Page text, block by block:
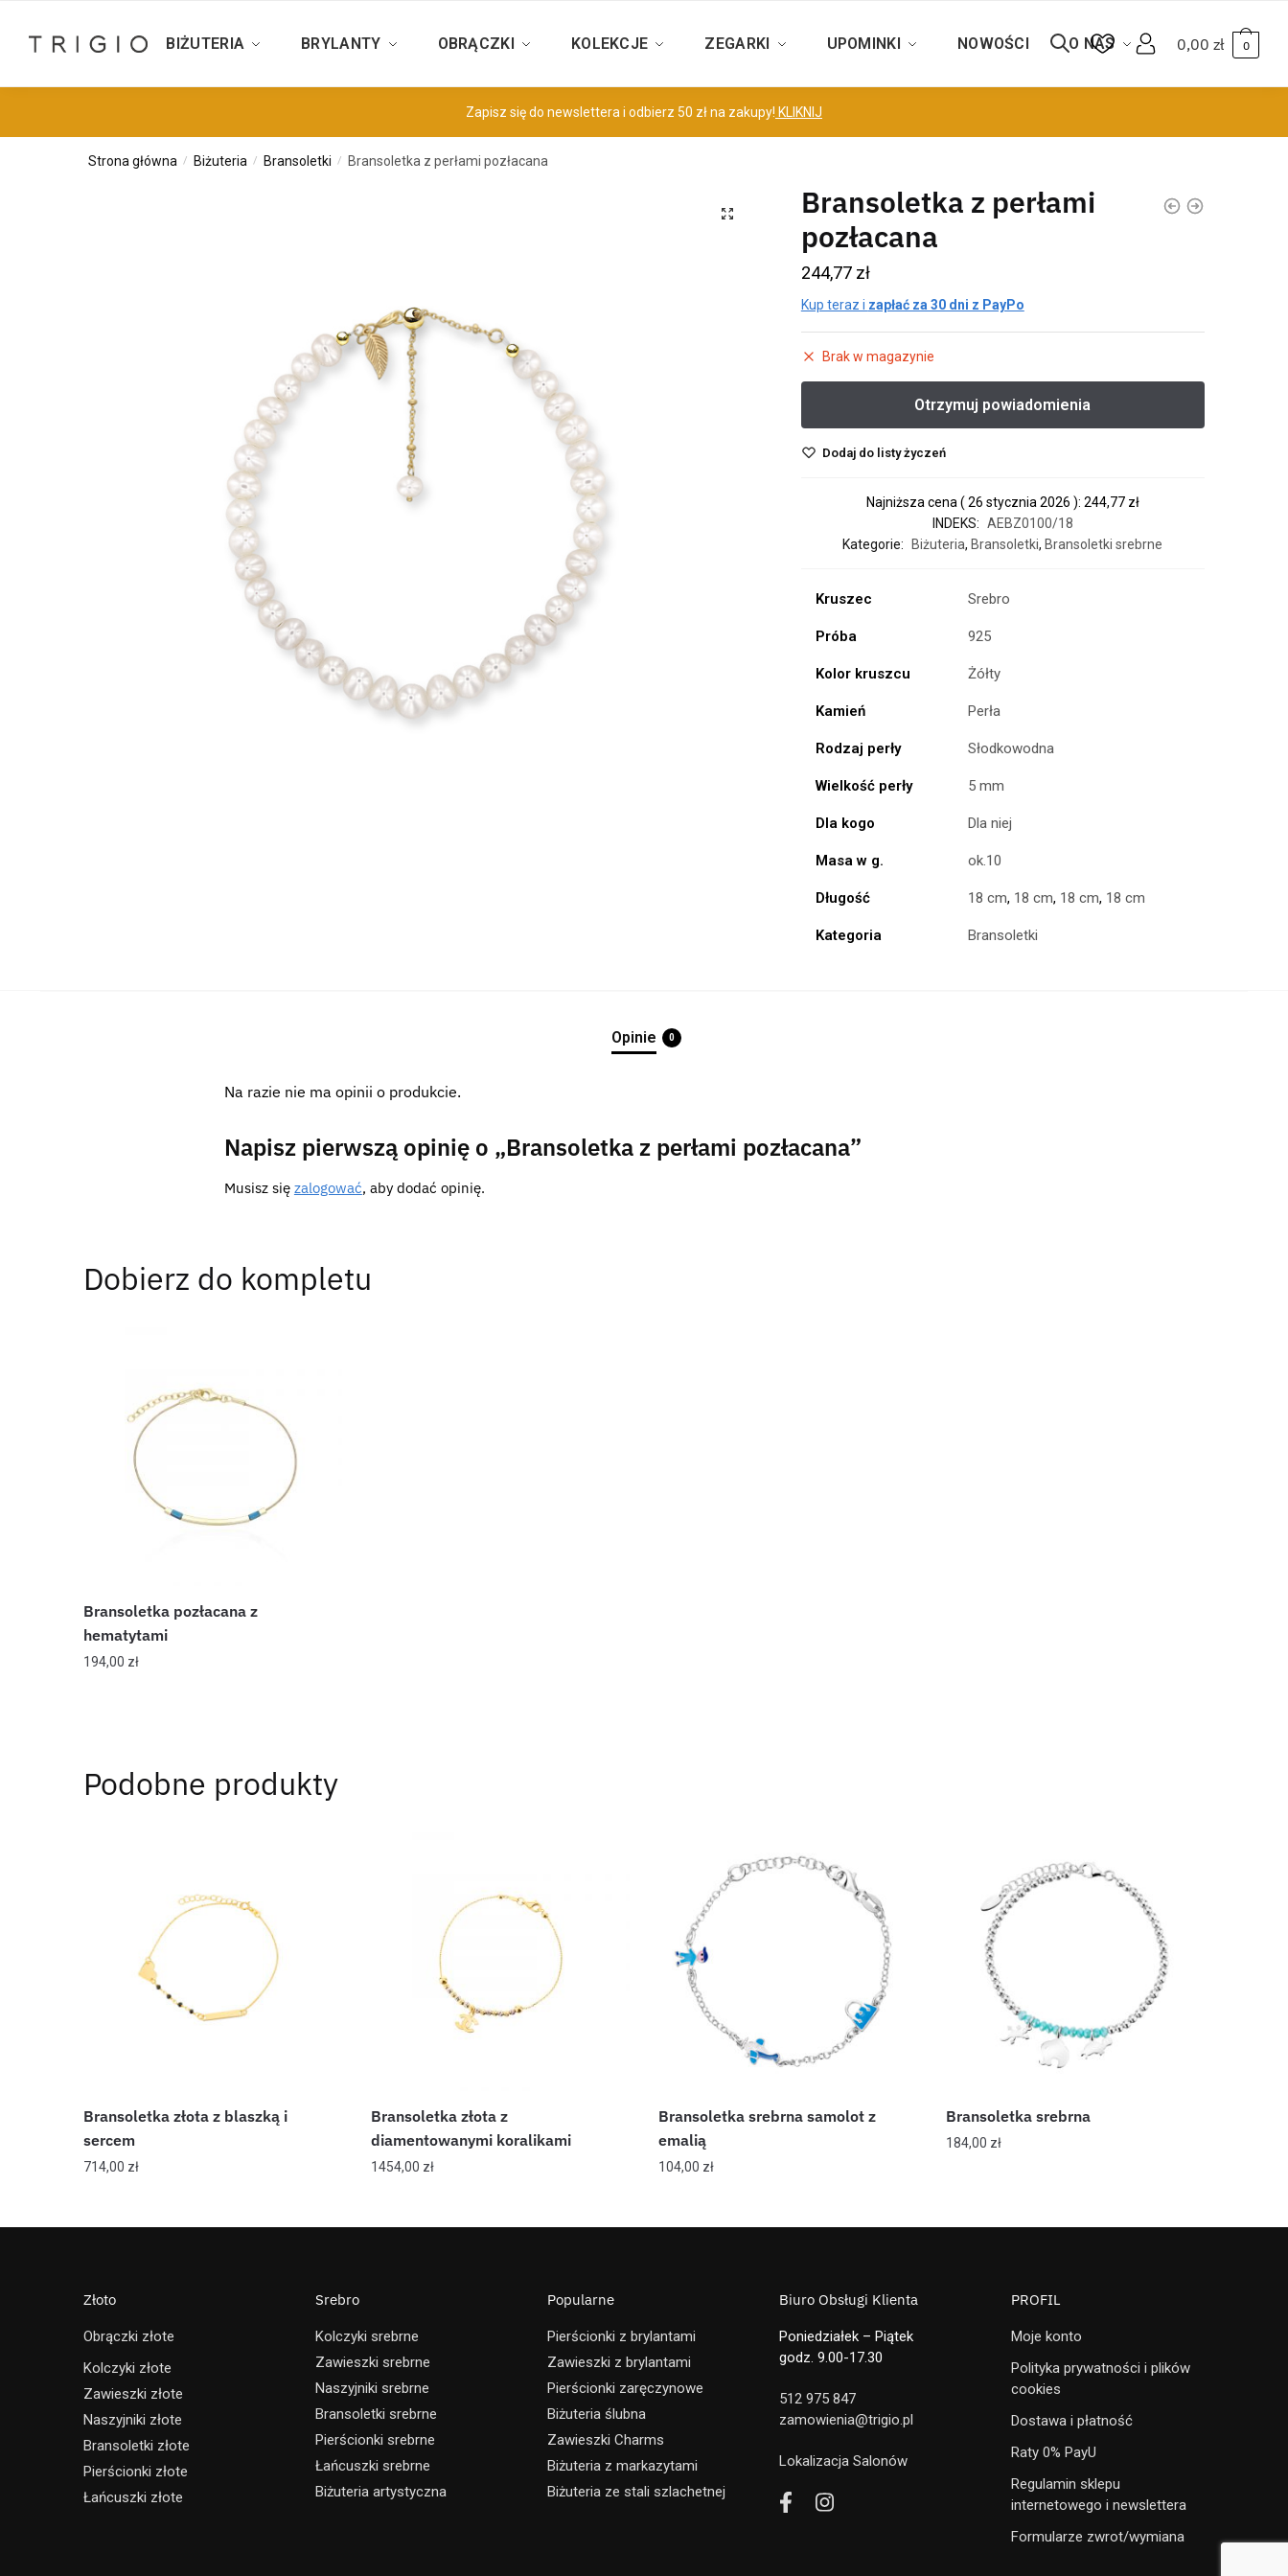
BIŻUTERIA BRYLANTY OBRĄCZKI KOLEKCJE ZEGARKI UPOMINKI NOWOŚCI O NAS 0,00 zł 0
Zapisz się do newslettera i odbierz 50 zł na zakupy! KLIKNIJ
Strona główna / Biżuteria / Bransoletki / Bransoletka z perłami pozłacana
Bransoletka z perłami
pozłacana
244,77 zł
Kup teraz i zapłać za 30 dni z PayPo
Brak w magazynie
Dodaj do listy życzeń
Najniższa cena ( 26 stycznia 2026 ): 244,77 zł
INDEKS: AEBZ0100/18
Kategorie:
Biżuteria, Bransoletki, Bransoletki srebrne
Kruszec Srebro
Próba 925
Kolor kruszcu Żółty
Kamień Perła
Rodzaj perły Słodkowodna
Wielkość perły 5 mm
Dla kogo Dla niej
Masa w g. ok.10
Długość 18 cm, 18 cm, 18 cm, 18 cm
Kategoria Bransoletki
Opinie 0
Na razie nie ma opinii o produkcie.
Napisz pierwszą opinię o „Bransoletka z perłami pozłacana”
Musisz się zalogować, aby dodać opinię.
Dobierz do kompletu
Bransoletka pozłacana z
hematytami
194,00 zł
Podobne produkty
Bransoletka złota z blaszką i
sercem
714,00 zł
Bransoletka złota z
diamentowanymi koralikami
1454,00 zł
Bransoletka srebrna samolot z
emalią
104,00 zł
Bransoletka srebrna
184,00 zł
Złoto
Obrączki złote
Kolczyki złote
Zawieszki złote
Naszyjniki złote
Bransoletki złote
Pierścionki złote
Łańcuszki złote
Srebro
Kolczyki srebrne
Zawieszki srebrne
Naszyjniki srebrne
Bransoletki srebrne
Pierścionki srebrne
Łańcuszki srebrne
Biżuteria artystyczna
Popularne
Pierścionki z brylantami
Zawieszki z brylantami
Pierścionki zaręczynowe
Biżuteria ślubna
Zawieszki Charms
Biżuteria z markazytami
Biżuteria ze stali szlachetnej
Biuro Obsługi Klienta
Poniedziałek – Piątek
godz. 9.00-17.30
512 975 847
zamowienia@trigio.pl
Lokalizacja Salonów
PROFIL
Moje konto
Polityka prywatności i plików
cookies
Dostawa i płatność
Raty 0% PayU
Regulamin sklepu
internetowego i newslettera
Formularze zwrot/wymiana